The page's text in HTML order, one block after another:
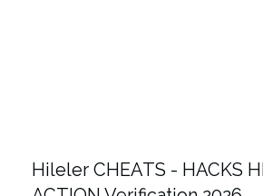
Hileler CHEATS - HACKS